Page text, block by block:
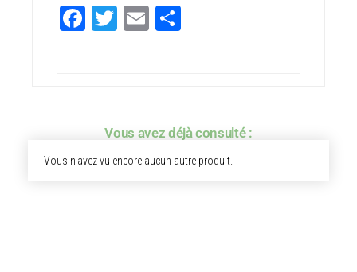
F
o
T
E
er
Vous avez déjà consulté :
Vous n'avez vu encore aucun autre produit.